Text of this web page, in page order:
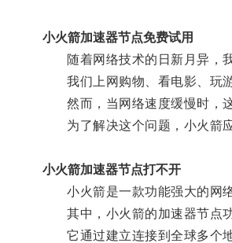
小火箭加速器节点免费试用
随着网络技术的日新月异，我
我们上网购物、看电影、玩游
然而，当网络速度缓慢时，这
为了解决这个问题，小火箭应
小火箭加速器节点打不开
小火箭是一款功能强大的网络
其中，小火箭的加速器节点功
它通过建立连接到全球多个地